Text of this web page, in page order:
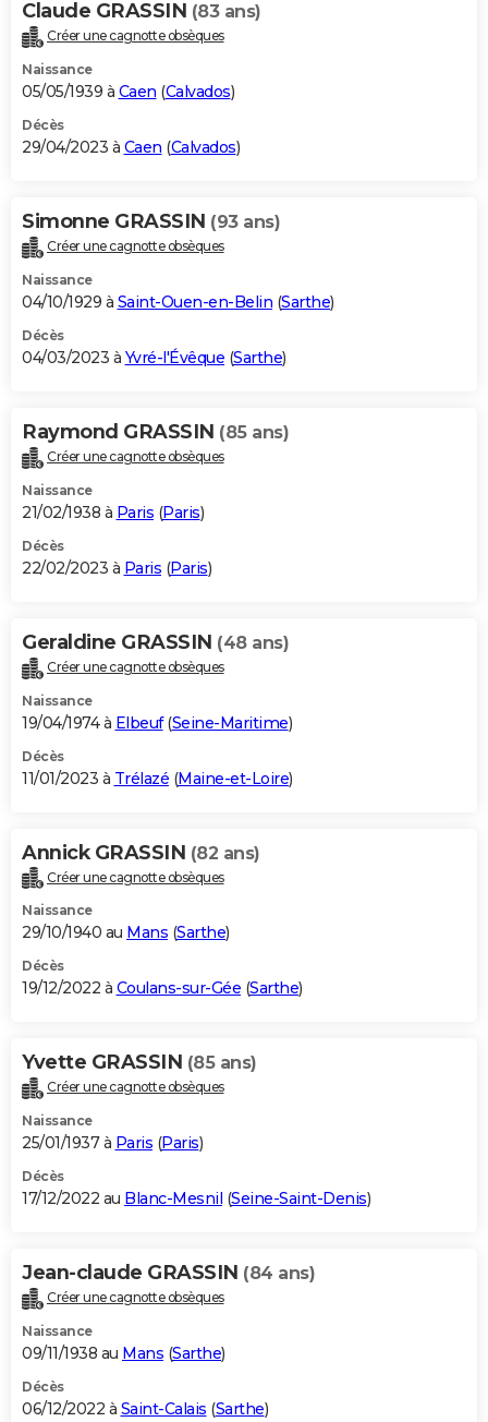
Claude GRASSIN (83 ans)
Créer une cagnotte obsèques
Naissance
05/05/1939 à Caen (Calvados)
Décès
29/04/2023 à Caen (Calvados)
Simonne GRASSIN (93 ans)
Créer une cagnotte obsèques
Naissance
04/10/1929 à Saint-Ouen-en-Belin (Sarthe)
Décès
04/03/2023 à Yvré-l'Évêque (Sarthe)
Raymond GRASSIN (85 ans)
Créer une cagnotte obsèques
Naissance
21/02/1938 à Paris (Paris)
Décès
22/02/2023 à Paris (Paris)
Geraldine GRASSIN (48 ans)
Créer une cagnotte obsèques
Naissance
19/04/1974 à Elbeuf(Seine-Maritime)
Décès
11/01/2023 à Trélazé (Maine-et-Loire)
Annick GRASSIN (82 ans)
Créer une cagnotte obsèques
Naissance
29/10/1940 au Mans (Sarthe)
Décès
19/12/2022 à Coulans-sur-Gée (Sarthe)
Yvette GRASSIN (85 ans)
Créer une cagnotte obsèques
Naissance
25/01/1937 à Paris (Paris)
Décès
17/12/2022 au Blanc-Mesnil (Seine-Saint-Denis)
Jean-claude GRASSIN (84 ans)
Créer une cagnotte obsèques
Naissance
09/11/1938 au Mans (Sarthe)
Décès
06/12/2022 à Saint-Calais (Sarthe)